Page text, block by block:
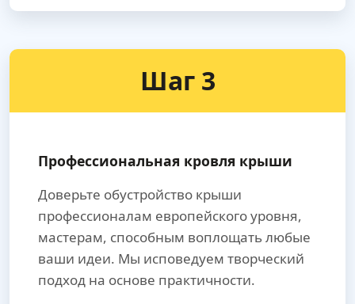
Шаг 3
Профессиональная кровля крыши
Доверьте обустройство крыши
профессионалам европейского уровня,
мастерам, способным воплощать любые
ваши идеи. Мы исповедуем творческий
подход на основе практичности.